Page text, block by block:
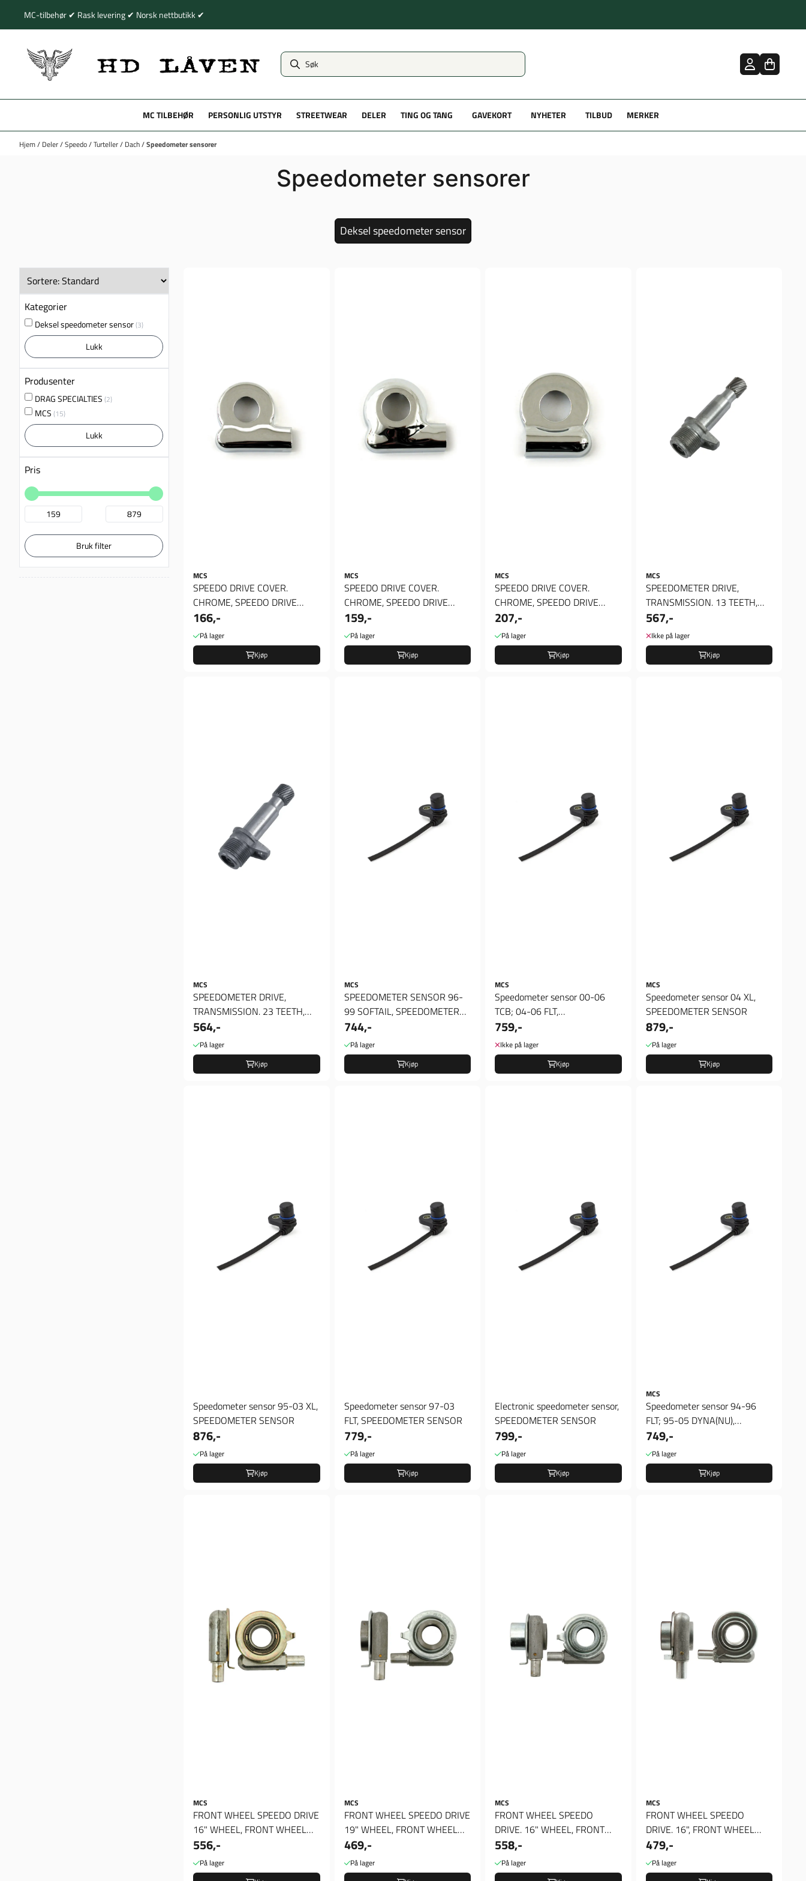
Hopp til innhold
MC-tilbehør ✔ Rask levering ✔ Norsk nettbutikk ✔
MC TILBEHØR PERSONLIG UTSTYR STREETWEAR DELER TING OG TANG GAVEKORT NYHETER TILBUD MERKER
Hjem/ Deler/Speedo/Turteller/ Dach/Speedometer sensorer
Speedometer sensorer
Deksel speedometer sensor
Kategorier
Deksel speedometer sensor(3)
Lukk
Produsenter
DRAG SPECIALTIES (2)
MCS (15)
Lukk
Pris
Bruk filter
MCS
SPEEDO DRIVE COVER.
CHROME, SPEEDO DRIVE
COVER. CHROME
166,-
På lager
Kjøp
MCS
SPEEDO DRIVE COVER.
CHROME, SPEEDO DRIVE
COVER. CHROME
159,-
På lager
Kjøp
MCS
SPEEDO DRIVE COVER.
CHROME, SPEEDO DRIVE
COVER. CHROME
207,-
På lager
Kjøp
MCS
SPEEDOMETER DRIVE,
TRANSMISSION. 13 TEETH,
SPEEDOMETER DRIVE, ...
567,-
Ikke på lager
Kjøp
MCS
SPEEDOMETER DRIVE,
TRANSMISSION. 23 TEETH,
SPEEDOMETER DRIVE, ...
564,-
På lager
Kjøp
MCS
SPEEDOMETER SENSOR 96-
99 SOFTAIL, SPEEDOMETER
SENSOR
744,-
På lager
Kjøp
MCS
Speedometer sensor 00-06
TCB; 04-06 FLT,
SPEEDOMETER SENSOR
759,-
Ikke på lager
Kjøp
MCS
Speedometer sensor 04 XL,
SPEEDOMETER SENSOR
879,-
På lager
Kjøp
Speedometer sensor 95-03 XL,
SPEEDOMETER SENSOR
876,-
På lager
Kjøp
Speedometer sensor 97-03
FLT, SPEEDOMETER SENSOR
779,-
På lager
Kjøp
Electronic speedometer sensor,
SPEEDOMETER SENSOR
799,-
På lager
Kjøp
MCS
Speedometer sensor 94-96
FLT; 95-05 DYNA(NU),
SPEEDOMETER SENSOR
749,-
På lager
Kjøp
MCS
FRONT WHEEL SPEEDO DRIVE
16" WHEEL, FRONT WHEEL
SPEEDO DRIVE. 16" ...
556,-
På lager
MCS
FRONT WHEEL SPEEDO DRIVE
19" WHEEL, FRONT WHEEL
SPEEDO DRIVE. 19" ...
469,-
På lager
MCS
FRONT WHEEL SPEEDO
DRIVE. 16" WHEEL, FRONT
558,-
På lager
MCS
FRONT WHEEL SPEEDO
DRIVE. 16", FRONT WHEEL
SPEEDO DRIVE.
479,-
På lager